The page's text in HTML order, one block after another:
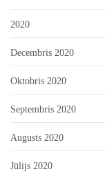
2020
Decembris 2020
Oktobris 2020
Septembris 2020
Augusts 2020
Jūlijs 2020